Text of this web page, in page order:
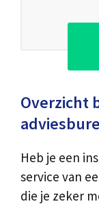
Overzicht
Heb je een
service van
die je zeker